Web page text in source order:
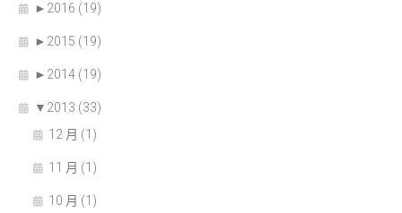
► 2016 (19)
► 2015 (19)
► 2014 (19)
▼ 2013 (33)
12 月 (1)
11 月 (1)
10 月 (1)